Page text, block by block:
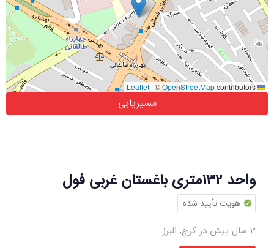
واحد ۱۳۲متری باغستان غربی فول
هویت تأیید شده
3 سال پیش در کرج , البرز
Leaflet
|©OpenStreetMapcontributors
مسیریابی